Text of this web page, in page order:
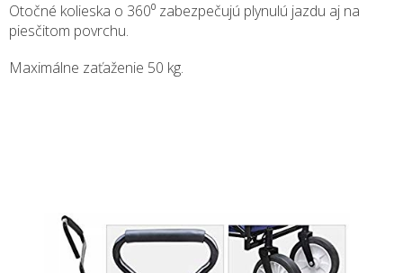
Otočné kolieska o 360⁰ zabezpečujú plynulú jazdu aj na
piesčitom povrchu.
Maximálne zaťaženie 50 kg.